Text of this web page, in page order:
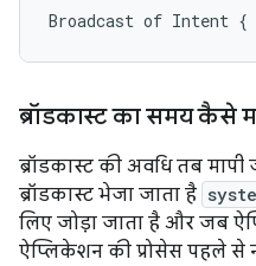
ब्रॉडकास्ट का समय कैसे
ब्रॉडकास्ट की अवधि तब मापी
ब्रॉडकास्ट भेजा जाता है
लिए जोड़ा जाता है और जब
ऐप्लिकेशन की प्रोसेस पहले से